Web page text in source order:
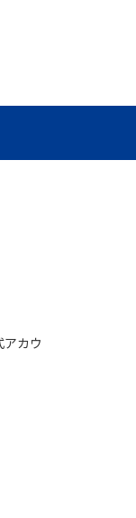
アカウ